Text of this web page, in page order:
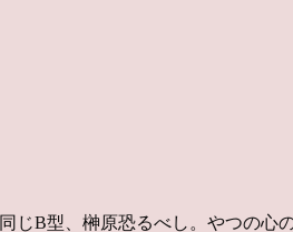
B型、榊原恐るべし。やつの心の